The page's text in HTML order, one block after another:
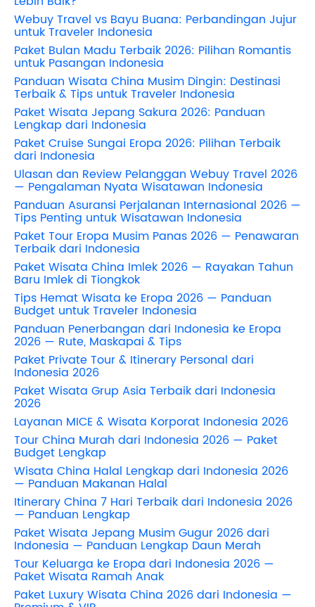
Webuy Travel vs Bayu Buana: Perbandingan Jujur
untuk Traveler Indonesia
Paket Bulan Madu Terbaik 2026: Pilihan Romantis
untuk Pasangan Indonesia
Panduan Wisata China Musim Dingin: Destinasi
Terbaik & Tips untuk Traveler Indonesia
Paket Wisata Jepang Sakura 2026: Panduan
Lengkap dari Indonesia
Paket Cruise Sungai Eropa 2026: Pilihan Terbaik
dari Indonesia
Ulasan dan Review Pelanggan Webuy Travel 2026
— Pengalaman Nyata Wisatawan Indonesia
Panduan Asuransi Perjalanan Internasional 2026 —
Tips Penting untuk Wisatawan Indonesia
Paket Tour Eropa Musim Panas 2026 — Penawaran
Terbaik dari Indonesia
Paket Wisata China Imlek 2026 — Rayakan Tahun
Baru Imlek di Tiongkok
Tips Hemat Wisata ke Eropa 2026 — Panduan
Budget untuk Traveler Indonesia
Panduan Penerbangan dari Indonesia ke Eropa
2026 — Rute, Maskapai & Tips
Paket Private Tour & Itinerary Personal dari
Indonesia 2026
Paket Wisata Grup Asia Terbaik dari Indonesia
2026
Layanan MICE & Wisata Korporat Indonesia 2026
Tour China Murah dari Indonesia 2026 — Paket
Budget Lengkap
Wisata China Halal Lengkap dari Indonesia 2026
— Panduan Makanan Halal
Itinerary China 7 Hari Terbaik dari Indonesia 2026
— Panduan Lengkap
Paket Wisata Jepang Musim Gugur 2026 dari
Indonesia — Panduan Lengkap Daun Merah
Tour Keluarga ke Eropa dari Indonesia 2026 —
Paket Wisata Ramah Anak
Paket Luxury Wisata China 2026 dari Indonesia —